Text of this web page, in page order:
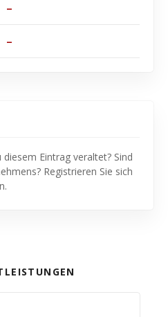
–
–
Eintrag veraltet? Sind
Registrieren Sie sich